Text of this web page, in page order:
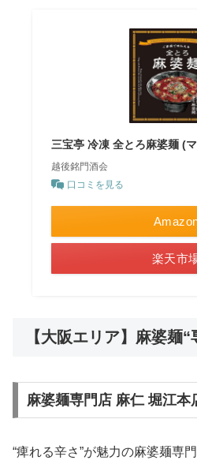
三宝亭 冷凍 全とろ麻婆麺 (
越後銘門酒会
口コミを見る
楽天市
【大阪エリア】麻婆麺“
麻婆麺専門店 麻仁 堀江本
“痺れる辛さ”が魅力の麻婆麺専門